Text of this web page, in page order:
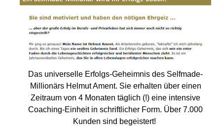
Das universelle Erfolgs-Geheimnis des Selfmade-
Millionärs Helmut Ament. Sie erhalten über einen
Zeitraum von 4 Monaten täglich (!) eine intensive
Coaching-Einheit in schriftlicher Form. Über 7.000
Kunden sind begeistert!